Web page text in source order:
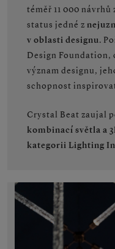
téměř 11 000
status jedné z
v oblasti designu.
Design Foundation,
význam designu,
schopnost
Crystal Beat zaujal
kombinací světla a
kategorii Lighting